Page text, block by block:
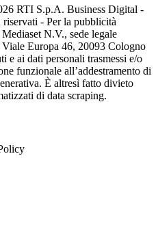
RTI S.p.A. Business Digital -
- Per la pubblicità
N.V., sede legale
Europa 46, 20093 Cologno
e ai dati personali trasmessi e/o
funzionale all’addestramento di
È altresì fatto divieto
di data scraping.